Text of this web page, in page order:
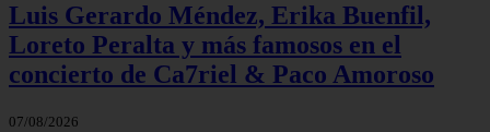
Luis Gerardo Méndez, Erika Buenfil,
Loreto Peralta y más famosos en el
concierto de Ca7riel & Paco Amoroso
07/08/2026